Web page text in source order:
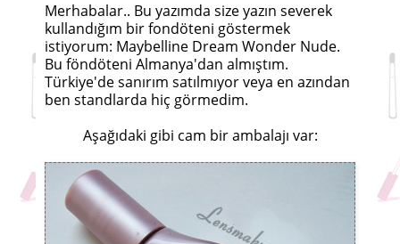
Merhabalar.. Bu yazımda size yazın severek
kullandığım bir fondöteni göstermek
istiyorum: Maybelline Dream Wonder Nude.
Bu föndöteni Almanya'dan almıştım.
Türkiye'de sanırım satılmıyor veya en azından
ben standlarda hiç görmedim.
Aşağıdaki gibi cam bir ambalajı var: